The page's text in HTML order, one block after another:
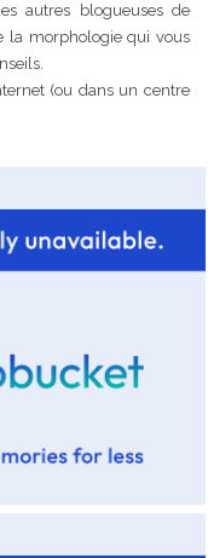
autres blogueuses de
la morphologie qui vous
(ou dans un centre